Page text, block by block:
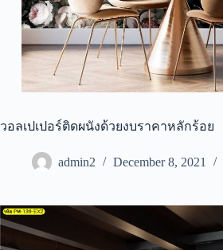
วอลเปเปอร์ติดผนังด้วยงบราคาหลักร้อย
admin2 December 8, 2021